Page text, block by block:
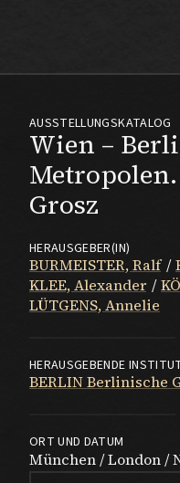
Wien –
Grosz
AUSSTELLUNGSKATALOG
HERAUSGEBER(IN)
BURMEISTER, Ralf
KLEE, Alexander
LÜTGENS, Annelie
HERAUSGEBENDE
BERLIN Berlinische
ORT UND DATUM
München / London /